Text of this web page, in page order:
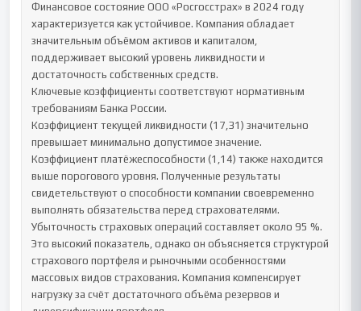
Финансовое состояние ООО «Росгосстрах» в 2024 году
характеризуется как устойчивое. Компания обладает
значительным объёмом активов и капиталом,
поддерживает высокий уровень ликвидности и
достаточность собственных средств.
Ключевые коэффициенты соответствуют нормативным
требованиям Банка России.
Коэффициент текущей ликвидности (17,31) значительно
превышает минимально допустимое значение.
Коэффициент платёжеспособности (1,14) также находится
выше порогового уровня. Полученные результаты
свидетельствуют о способности компании своевременно
выполнять обязательства перед страхователями.
Убыточность страховых операций составляет около 95 %.
Это высокий показатель, однако он объясняется структурой
страхового портфеля и рыночными особенностями
массовых видов страхования. Компания компенсирует
нагрузку за счёт достаточного объёма резервов и